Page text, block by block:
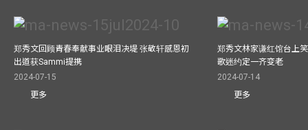
郑秀文回顾青春奉献事业眼泪决堤 张敬轩感恩初
出道获Sammi提携
2024-07-15
更多
郑秀文林家谦红馆台上
歌迷约定一齐变老
2024-07-14
更多